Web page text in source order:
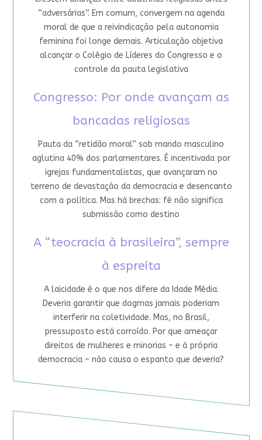
“adversárias”. Em comum, convergem na agenda
moral de que a reivindicação pela autonomia
feminina foi longe demais. Articulação objetiva
alcançar o Colégio de Líderes do Congresso e o
controle da pauta legislativa
Congresso: Por onde avançam as
bancadas religiosas
Pauta da “retidão moral” sob mando masculino
aglutina 40% dos parlamentares. É incentivada por
igrejas fundamentalistas, que avançaram no
terreno de devastação da democracia e desencanto
com a política. Mas há brechas: fé não significa
submissão como destino
A “teocracia à brasileira”, sempre
à espreita
A laicidade é o que nos difere da Idade Média.
Deveria garantir que dogmas jamais poderiam
interferir na coletividade. Mas, no Brasil,
pressuposto está corroído. Por que ameaçar
direitos de mulheres e minorias – e à própria
democracia – não causa o espanto que deveria?